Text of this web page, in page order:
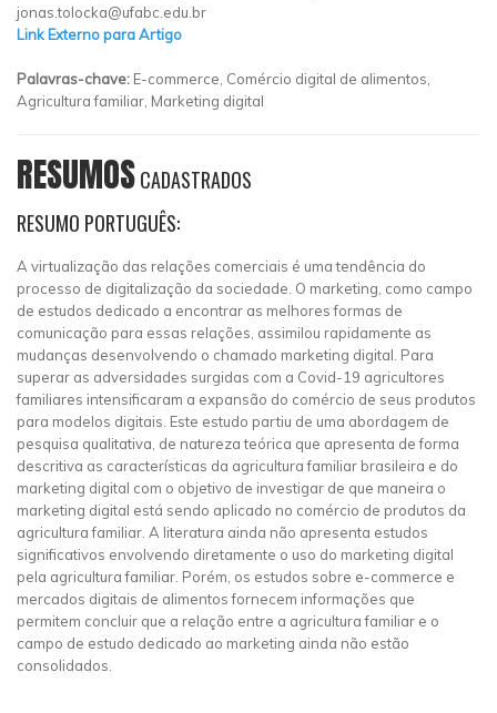
jonas.tolocka@ufabc.edu.br
Link Externo para Artigo
Palavras-chave: E-commerce, Comércio digital de alimentos,
Agricultura familiar, Marketing digital
RESUMOSCADASTRADOS
RESUMO PORTUGUÊS:
A virtualização das relações comerciais é uma tendência do
processo de digitalização da sociedade. O marketing, como campo
de estudos dedicado a encontrar as melhores formas de
comunicação para essas relações, assimilou rapidamente as
mudanças desenvolvendo o chamado marketing digital. Para
superar as adversidades surgidas com a Covid-19 agricultores
familiares intensificaram a expansão do comércio de seus produtos
para modelos digitais. Este estudo partiu de uma abordagem de
pesquisa qualitativa, de natureza teórica que apresenta de forma
descritiva as características da agricultura familiar brasileira e do
marketing digital com o objetivo de investigar de que maneira o
marketing digital está sendo aplicado no comércio de produtos da
agricultura familiar. A literatura ainda não apresenta estudos
significativos envolvendo diretamente o uso do marketing digital
pela agricultura familiar. Porém, os estudos sobre e-commerce e
mercados digitais de alimentos fornecem informações que
permitem concluir que a relação entre a agricultura familiar e o
campo de estudo dedicado ao marketing ainda não estão
consolidados.